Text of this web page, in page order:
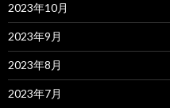
2023年10月
2023年9月
2023年8月
2023年7月